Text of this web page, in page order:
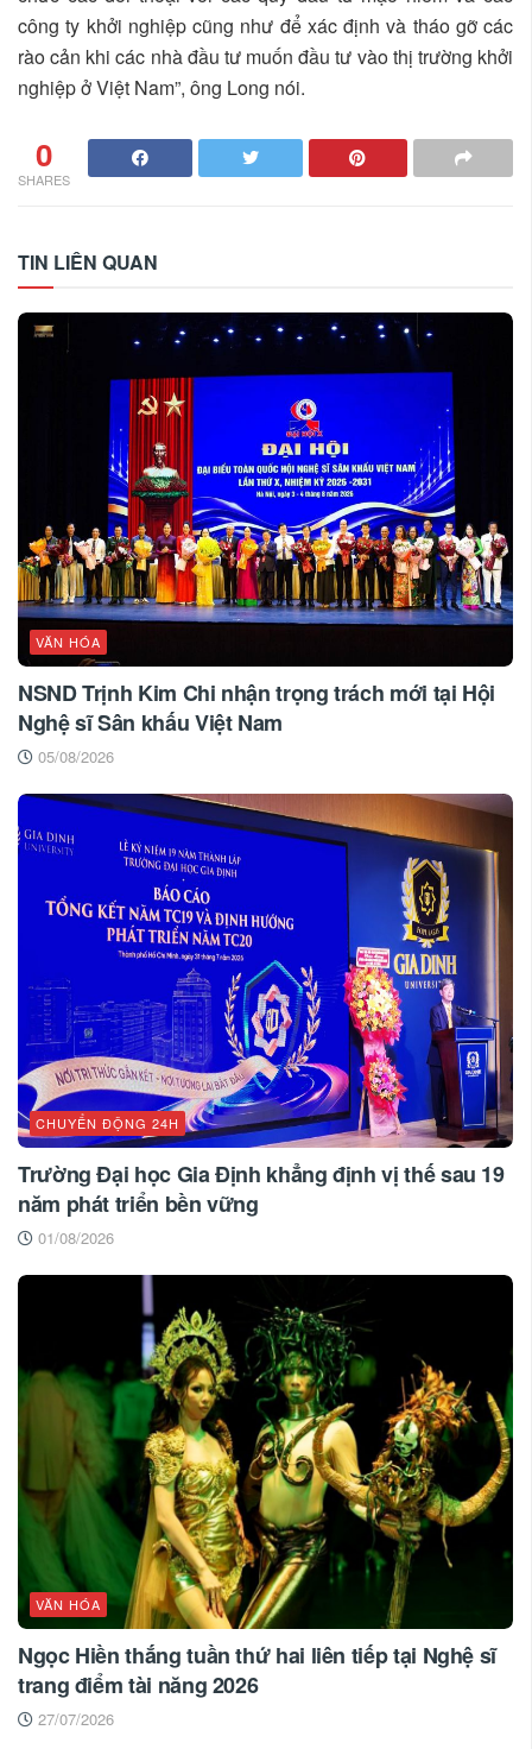
công ty khởi nghiệp cũng như để xác định và tháo gỡ các
rào cản khi các nhà đầu tư muốn đầu tư vào thị trường khởi
nghiệp ở Việt Nam”, ông Long nói.
0
SHARES
TIN LIÊN QUAN
VĂN HÓA
NSND Trịnh Kim Chi nhận trọng trách mới tại Hội
Nghệ sĩ Sân khấu Việt Nam
05/08/2026
CHUYỂN ĐỘNG 24H
Trường Đại học Gia Định khẳng định vị thế sau 19
năm phát triển bền vững
01/08/2026
VĂN HÓA
Ngọc Hiền thắng tuần thứ hai liên tiếp tại Nghệ sĩ
trang điểm tài năng 2026
27/07/2026